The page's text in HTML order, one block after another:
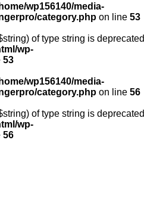
wp156140/media-
category.php on line 53
of type string is deprecated
wp-
53
wp156140/media-
category.php on line 56
of type string is deprecated
wp-
56